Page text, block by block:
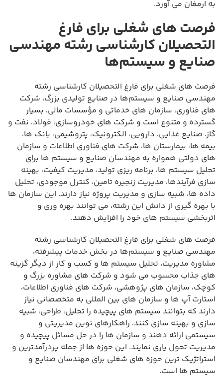
به ارمغان می آورد.
فرصت های شغلی برای فارغ
التحصیلان کارشناسی رشته مهندسی
صنایع و سیستم‌ها
فرصت های شغلی برای فارغ التحصیلان کارشناسی رشته
مهندسی صنایع و سیستم‌ها در صنایع تولیدی بزرگ، شرکت
های فناوری، سازمان های خدماتی و مؤسسات مالی، بسیار
گسترده و متنوع است و شرکت های خودروسازی، فولاد، نفت و
گاز، صنایع غذایی، دارویی، الکترونیک، پتروشیمی، بانک ها،
بیمه ها، بیمارستان ها، شرکت های فناوری اطلاعات و سازمان
های دولتی همواره به مهندسان صنایع و سیستم ها برای
تحلیل سیستم ها، برنامه ریزی تولید، مدیریت کیفیت، بهینه
سازی فرآیندها، مدیریت زنجیره تامین، کنترل موجودی، تحلیل
داده ها، شبیه سازی و مدیریت پروژه نیاز دارند. این سازمان ها
با بهره گیری از دانش این رشته، می توانند بهره وری و
اثربخشی سیستم های خود را افزایش دهند.
فرصت های شغلی برای فارغ التحصیلان کارشناسی رشته
مهندسی صنایع و سیستم‌ها در بخش خدمات پیشرفته،
مشاوره مدیریت، تحلیل سیستم ها و کسب و کار از دیگر گزینه
های جذاب محسوب می شود و شرکت های مشاوره بزرگ و
کوچک، سازمان های پژوهشی، شرکت های فناوری اطلاعات،
استارت آپ ها و سازمان های بین المللی به متخصصانی نیاز
دارند که بتوانند سیستم های پیچیده را تحلیل، طراحی، شبیه
سازی و بهینه سازی کنند، راهکارهای نوین مدیریتی و
سیستمی ارائه دهند و سازمان ها را در حل مسائل پیچیده و
مدیریت تحول یاری نمایند. این حوزه ها از جمله پردرآمدترین و
استراتژیک ترین حوزه های شغلی برای مهندسان صنایع و
سیستم ها است.